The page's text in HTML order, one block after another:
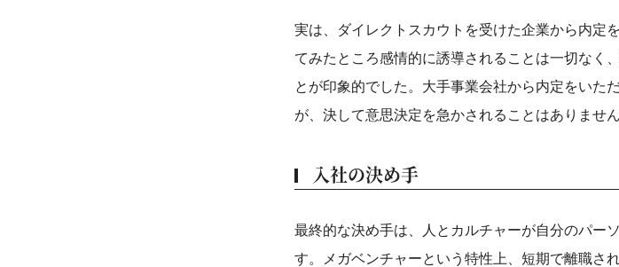
実は、ダイレクトスカウトを受けた企業から内定
てみたところ感情的に誘導されることは一切なく
とが印象的でした。大手事業会社から内定をいた
が、決して意思決定を急かされることはありません
入社の決め手
最終的な決め手は、人とカルチャーが自分のパー
す。メガベンチャーという特性上、短期で離職さ